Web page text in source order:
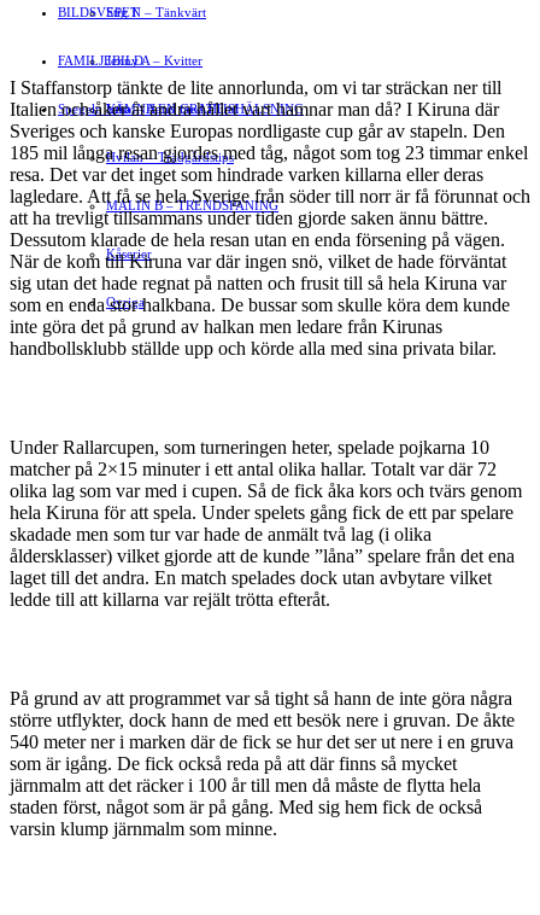
Stig N – Tänkvärt
Jenny A – Kvitter
Yrsa – Hand med Hund
Hvilan – Trädgårdstips
MALIN B – TRENDSPANING
Kåserier
Ovriga
BILDSVEPET
FAMILJEBILD
LÄMNA EN GRATTISHÄLSNING
Spegeln Info
I Staffanstorp tänkte de lite annorlunda, om vi tar sträckan ner till
Italien och åker åt andra hållet vart hamnar man då? I Kiruna där
Sveriges och kanske Europas nordligaste cup går av stapeln. Den
185 mil långa resan gjordes med tåg, något som tog 23 timmar enkel
resa. Det var det inget som hindrade varken killarna eller deras
lagledare. Att få se hela Sverige från söder till norr är få förunnat och
att ha trevligt tillsammans under tiden gjorde saken ännu bättre.
Dessutom klarade de hela resan utan en enda försening på vägen.
När de kom till Kiruna var där ingen snö, vilket de hade förväntat
sig utan det hade regnat på natten och frusit till så hela Kiruna var
som en enda stor halkbana. De bussar som skulle köra dem kunde
inte göra det på grund av halkan men ledare från Kirunas
handbollsklubb ställde upp och körde alla med sina privata bilar.
Under Rallarcupen, som turneringen heter, spelade pojkarna 10
matcher på 2×15 minuter i ett antal olika hallar. Totalt var där 72
olika lag som var med i cupen. Så de fick åka kors och tvärs genom
hela Kiruna för att spela. Under spelets gång fick de ett par spelare
skadade men som tur var hade de anmält två lag (i olika
åldersklasser) vilket gjorde att de kunde ”låna” spelare från det ena
laget till det andra. En match spelades dock utan avbytare vilket
ledde till att killarna var rejält trötta efteråt.
På grund av att programmet var så tight så hann de inte göra några
större utflykter, dock hann de med ett besök nere i gruvan. De åkte
540 meter ner i marken där de fick se hur det ser ut nere i en gruva
som är igång. De fick också reda på att där finns så mycket
järnmalm att det räcker i 100 år till men då måste de flytta hela
staden först, något som är på gång. Med sig hem fick de också
varsin klump järnmalm som minne.